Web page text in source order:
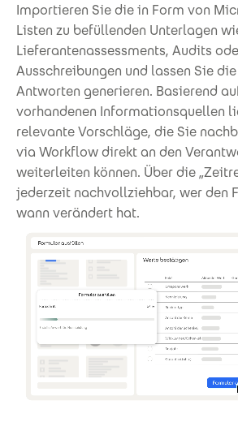
Importieren Sie die in Form von
Listen zu befüllenden Unterlagen
Lieferantenassessments, Audits
Ausschreibungen und lassen Sie
Antworten generieren. Basierend
vorhandenen Informationsquellen
relevante Vorschläge, die Sie
via Workflow direkt an den
weiterleiten können. Über die
jederzeit nachvollziehbar, wer den
wann verändert hat.